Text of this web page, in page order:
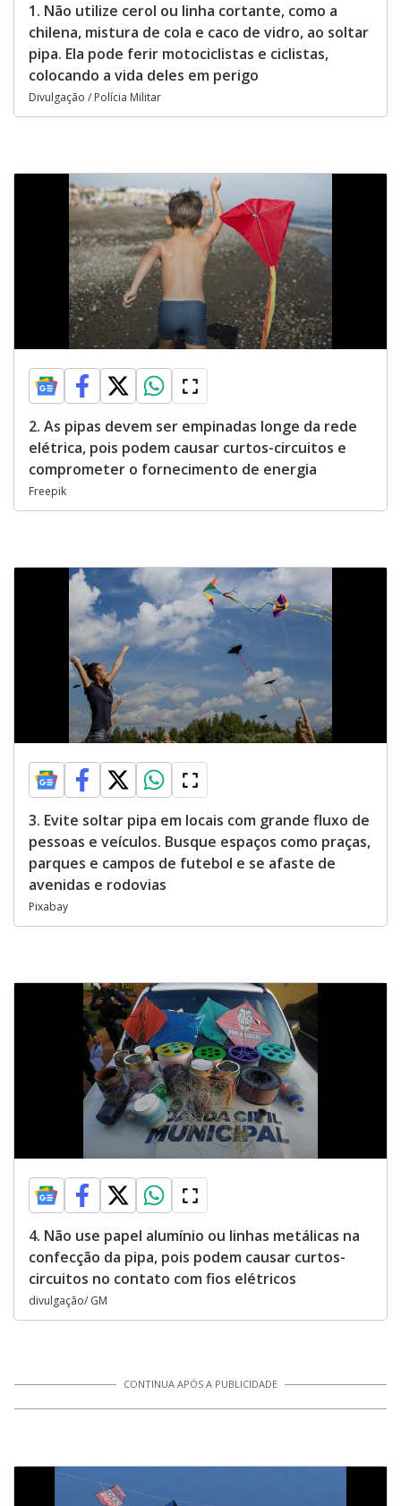
1. Não utilize cerol ou linha cortante, como a
chilena, mistura de cola e caco de vidro, ao soltar
pipa. Ela pode ferir motociclistas e ciclistas,
colocando a vida deles em perigo
Divulgação / Polícia Militar
2. As pipas devem ser empinadas longe da rede
elétrica, pois podem causar curtos-circuitos e
comprometer o fornecimento de energia
Freepik
3. Evite soltar pipa em locais com grande fluxo de
pessoas e veículos. Busque espaços como praças,
parques e campos de futebol e se afaste de
avenidas e rodovias
Pixabay
4. Não use papel alumínio ou linhas metálicas na
confecção da pipa, pois podem causar curtos-
circuitos no contato com fios elétricos
divulgação/ GM
CONTINUA APÓS A PUBLICIDADE